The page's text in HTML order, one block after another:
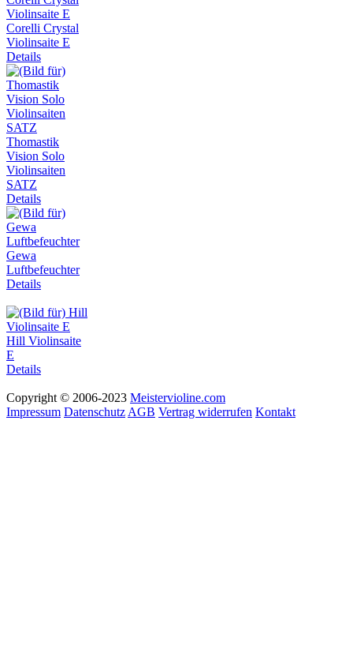
Corelli Crystal
Violinsaite E
Details
Thomastik
Vision Solo
Violinsaiten
SATZ
Details
Gewa
Luftbefeuchter
Details
Hill Violinsaite
E
Details
Copyright © 2006-2023 Meistervioline.com
Impressum Datenschutz AGB Vertrag widerrufen Kontakt